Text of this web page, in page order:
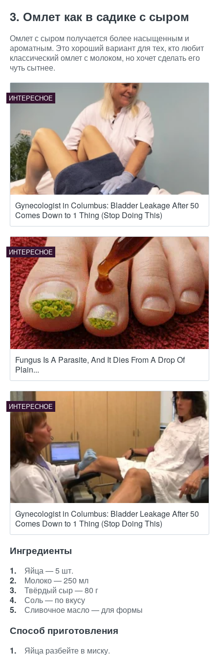
3. Омлет как в садике с сыром
Омлет с сыром получается более насыщенным и
ароматным. Это хороший вариант для тех, кто любит
классический омлет с молоком, но хочет сделать его
чуть сытнее.
Gynecologist in Columbus: Bladder Leakage After 50
Comes Down to 1 Thing (Stop Doing This)
Fungus Is A Parasite, And It Dies From A Drop Of
Plain...
Gynecologist in Columbus: Bladder Leakage After 50
Comes Down to 1 Thing (Stop Doing This)
Ингредиенты
Яйца — 5 шт.
Молоко — 250 мл
Твёрдый сыр — 80 г
Соль — по вкусу
Сливочное масло — для формы
Способ приготовления
Яйца разбейте в миску.